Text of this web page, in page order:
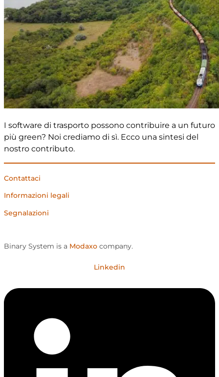
I software di trasporto possono contribuire a un futuro
più green? Noi crediamo di sì. Ecco una sintesi del
nostro contributo.
Contattaci
Informazioni legali
Segnalazioni
Binary System is a Modaxo company.
Linkedin